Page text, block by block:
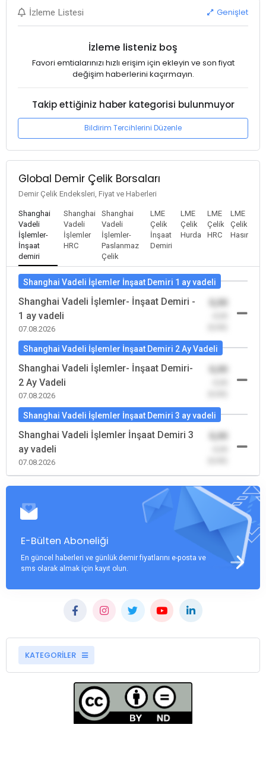
İzleme Listesi Genişlet
İzleme listeniz boş
Favori emtialarınızı hızlı erişim için ekleyin ve son fiyat
değişim haberlerini kaçırmayın.
Takip ettiğiniz haber kategorisi bulunmuyor
Bildirim Tercihlerini Düzenle
Global Demir Çelik Borsaları
Demir Çelik Endeksleri, Fiyat ve Haberleri
Shanghai
Vadeli
İşlemler-
İnşaat
demiri
Shanghai
Vadeli
İşlemler
HRC
Shanghai
Vadeli
İşlemler-
Paslanmaz
Çelik
LME
Çelik
İnşaat
Demiri
LME
Çelik
Hurda
LME
Çelik
HRC
LME
Çelik
Hasır
Shanghai Vadeli İşlemler İnşaat Demiri 1 ay vadeli
Shanghai Vadeli İşlemler- İnşaat Demiri -
1 ay vadeli
07.08.2026
Shanghai Vadeli İşlemler İnşaat Demiri 2 Ay Vadeli
Shanghai Vadeli İşlemler- İnşaat Demiri-
2 Ay Vadeli
07.08.2026
Shanghai Vadeli İşlemler İnşaat Demiri 3 ay vadeli
Shanghai Vadeli İşlemler İnşaat Demiri 3
ay vadeli
07.08.2026
E-Bülten Aboneliği
En güncel haberleri ve günlük demir fiyatlarını e-posta ve
sms olarak almak için kayıt olun.
KATEGORİLER